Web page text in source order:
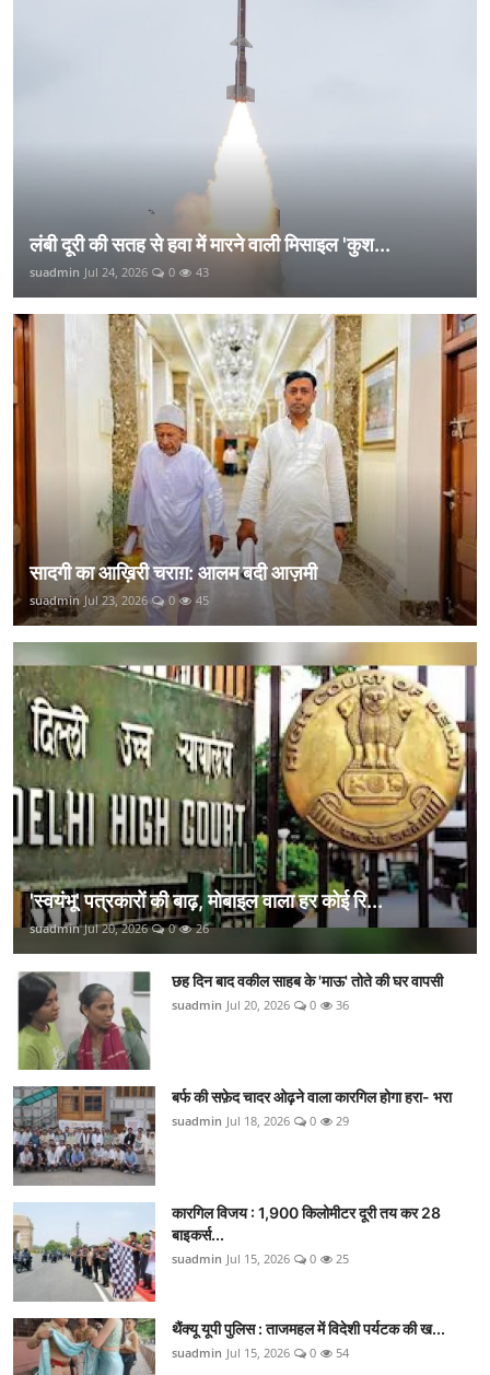
लंबी दूरी की सतह से हवा में मारने वाली मिसाइल 'कुश...
suadmin Jul 24, 2026 0 43
सादगी का आख़िरी चराग़: आलम बदी आज़मी
suadmin Jul 23, 2026 0 45
'स्वयंभू' पत्रकारों की बाढ़, मोबाइल वाला हर कोई रि...
suadmin Jul 20, 2026 0 26
छह दिन बाद वकील साहब के 'माऊ' तोते की घर वापसी
suadmin Jul 20, 2026 0 36
बर्फ की सफ़ेद चादर ओढ़ने वाला कारगिल होगा हरा- भरा
suadmin Jul 18, 2026 0 29
कारगिल विजय : 1,900 किलोमीटर दूरी तय कर 28
बाइकर्स...
suadmin Jul 15, 2026 0 25
थैंक्यू यूपी पुलिस : ताजमहल में विदेशी पर्यटक की ख...
suadmin Jul 15, 2026 0 54